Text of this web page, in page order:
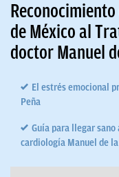
de México al
doctor Manuel
El estrés emocional
Peña
Guía para llegar sano
cardiología Manuel de